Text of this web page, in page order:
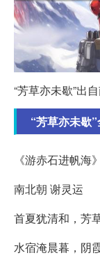
“芳草亦未歇”出
“芳草亦未歇
《游赤石进帆海》
南北朝 谢灵运
首夏犹清和，芳
水宿淹晨暮，阴